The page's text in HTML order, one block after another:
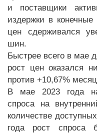
и поставщики
издержки в
цен сдерживался
шин.
Быстрее всего в мае
рост цен оказался
против +10,67%
В мае 2023 года
спроса на
количестве
года рост спроса